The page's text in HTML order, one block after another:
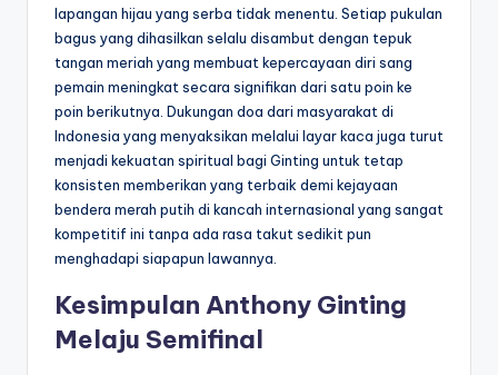
lapangan hijau yang serba tidak menentu. Setiap pukulan
bagus yang dihasilkan selalu disambut dengan tepuk
tangan meriah yang membuat kepercayaan diri sang
pemain meningkat secara signifikan dari satu poin ke
poin berikutnya. Dukungan doa dari masyarakat di
Indonesia yang menyaksikan melalui layar kaca juga turut
menjadi kekuatan spiritual bagi Ginting untuk tetap
konsisten memberikan yang terbaik demi kejayaan
bendera merah putih di kancah internasional yang sangat
kompetitif ini tanpa ada rasa takut sedikit pun
menghadapi siapapun lawannya.
Kesimpulan Anthony Ginting
Melaju Semifinal